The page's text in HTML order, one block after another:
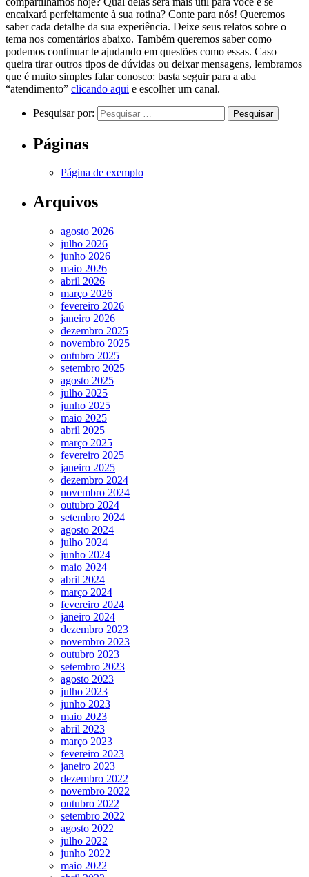
encaixará perfeitamente à sua rotina? Conte para nós! Queremos
saber cada detalhe da sua experiência. Deixe seus relatos sobre o
tema nos comentários abaixo. Também queremos saber como
podemos continuar te ajudando em questões como essas. Caso
queira tirar outros tipos de dúvidas ou deixar mensagens, lembramos
que é muito simples falar conosco: basta seguir para a aba
“atendimento” clicando aqui e escolher um canal.
Pesquisar por:
Páginas
Página de exemplo
Arquivos
agosto 2026
julho 2026
junho 2026
maio 2026
abril 2026
março 2026
fevereiro 2026
janeiro 2026
dezembro 2025
novembro 2025
outubro 2025
setembro 2025
agosto 2025
julho 2025
junho 2025
maio 2025
abril 2025
março 2025
fevereiro 2025
janeiro 2025
dezembro 2024
novembro 2024
outubro 2024
setembro 2024
agosto 2024
julho 2024
junho 2024
maio 2024
abril 2024
março 2024
fevereiro 2024
janeiro 2024
dezembro 2023
novembro 2023
outubro 2023
setembro 2023
agosto 2023
julho 2023
junho 2023
maio 2023
abril 2023
março 2023
fevereiro 2023
janeiro 2023
dezembro 2022
novembro 2022
outubro 2022
setembro 2022
agosto 2022
julho 2022
junho 2022
maio 2022